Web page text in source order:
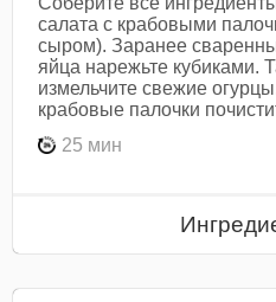
салата с крабовыми
сыром). Заранее
яйца нарежьте кубиками.
измельчите свежие
крабовые палочки
25 мин